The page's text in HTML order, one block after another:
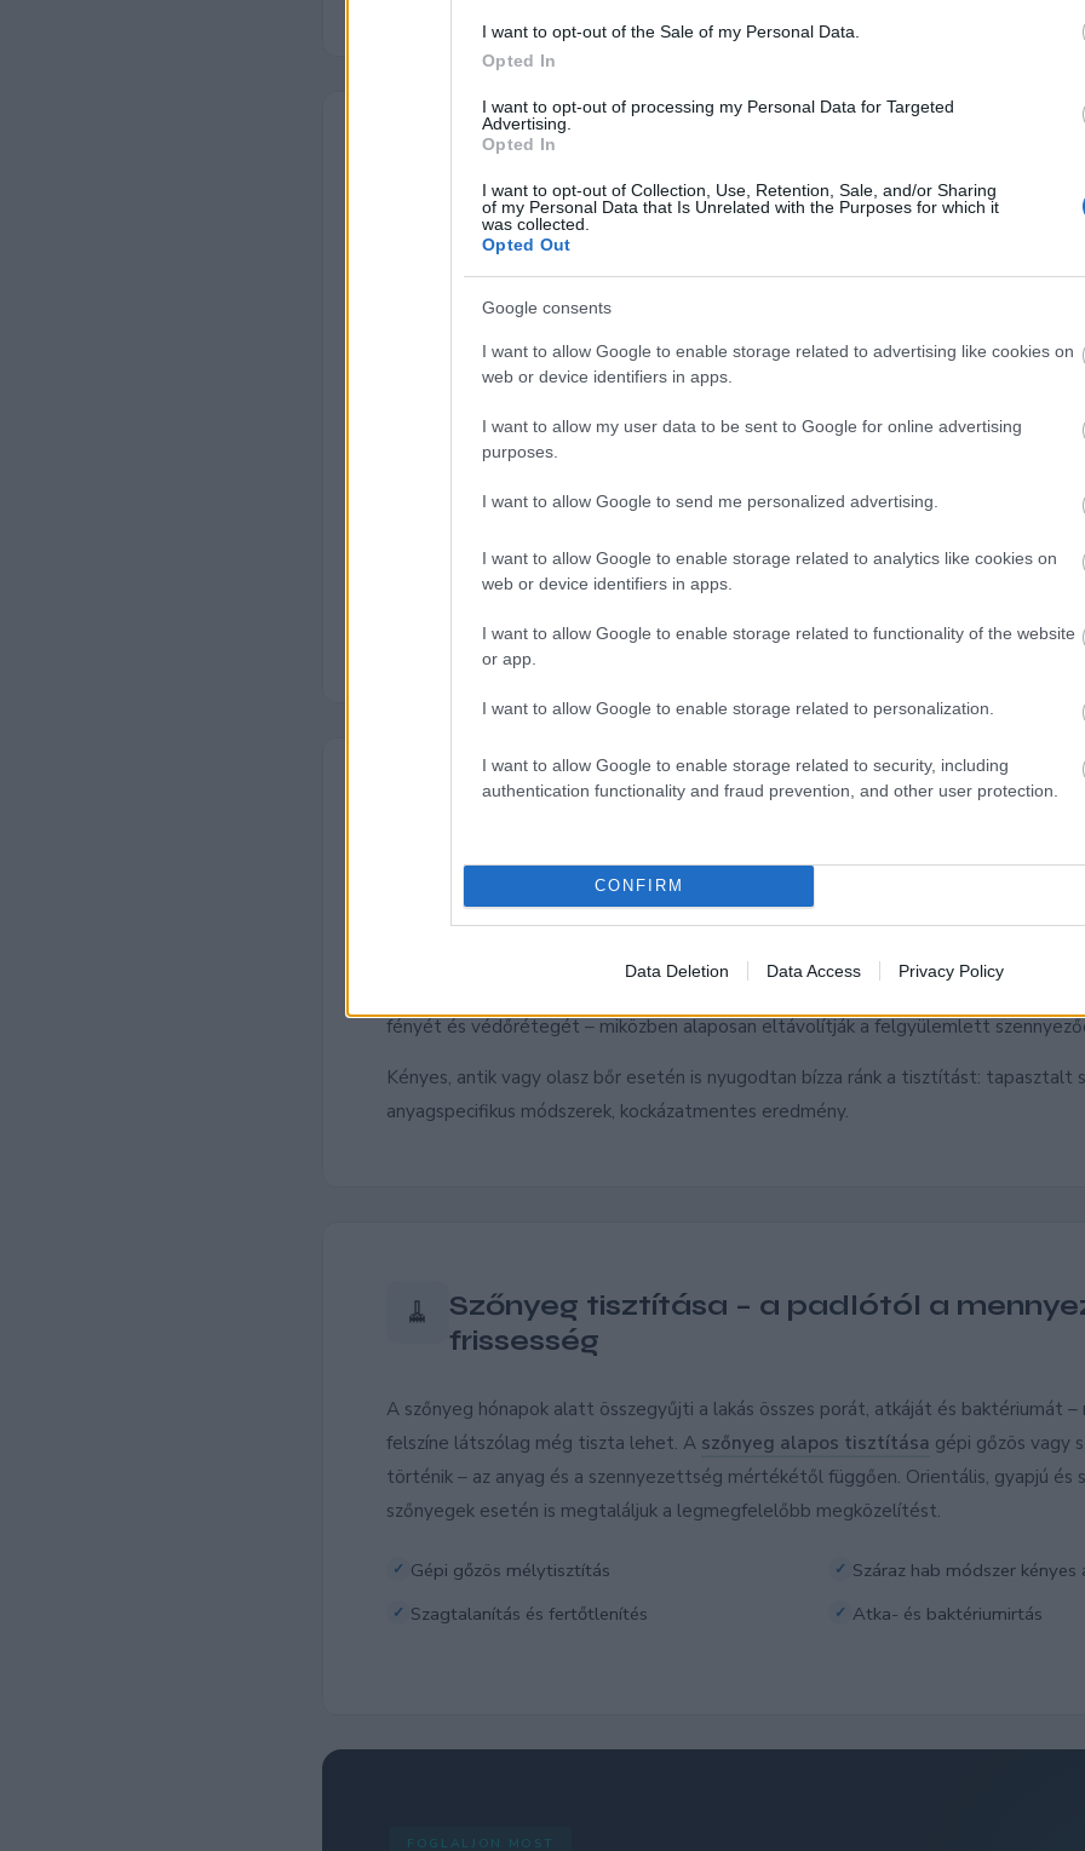
I want to opt-out of the Sale of my Personal Data.
Opted In
I want to opt-out of processing my Personal Data for Targeted
Advertising.
Opted In
I want to opt-out of Collection, Use, Retention, Sale, and/or Sharing
of my Personal Data that Is Unrelated with the Purposes for which it
was collected.
Opted Out
Google consents
I want to allow Google to enable storage related to advertising like cookies on
web or device identifiers in apps.
I want to allow my user data to be sent to Google for online advertising
purposes.
I want to allow Google to send me personalized advertising.
I want to allow Google to enable storage related to analytics like cookies on
web or device identifiers in apps.
I want to allow Google to enable storage related to functionality of the website
or app.
I want to allow Google to enable storage related to personalization.
I want to allow Google to enable storage related to security, including
authentication functionality and fraud prevention, and other user protection.
CONFIRM
Data Deletion Data Access Privacy Policy
A kanapé a nappali lelke – és egyben a legtöbb szennyeződés gyűjtőhelye. A
szűrődött port, izzadságnyomokat, kisgyermekek és kedvencek hagyott nyomait
A szövetkárpitok mellett a bőr és műbőr kárpitok kezelése is elérhető – a
01
Anyag és szennyeződés
azonosítása
02
Makacs foltok
előkészítése
03
Profi gépekkel,
kárpitoknak
A bőrbútorok különleges bánásmódot igényelnek: a nem megfelelő szerekkel
kiszáradást, repedezést, színvesztést okozhat. A
professzionális bőrtisztítás
fényét és védőrétegét – miközben alaposan eltávolítják a felgyülemlett
Kényes, antik vagy olasz bőr esetén is nyugodtan bízza ránk a tisztítást: tapasztalt
anyagspecifikus módszerek, kockázatmentes eredmény.
🧹
Szőnyeg tisztítása – a padlótól a
frissesség
A szőnyeg hónapok alatt összegyűjti a lakás összes porát, atkáját és baktériumát –
felszíne látszólag még tiszta lehet. A szőnyeg alapos tisztítása gépi gőzös vagy
történik – az anyag és a szennyezettség mértékétől függően. Orientális, gyapjú és
szőnyegek esetén is megtaláljuk a legmegfelelőbb megközelítést.
Gépi gőzös mélytisztítás
Száraz hab módszer kényes
Szagtalanítás és fertőtlenítés
Atka- és baktériumirtás
FOGLALJON MOST